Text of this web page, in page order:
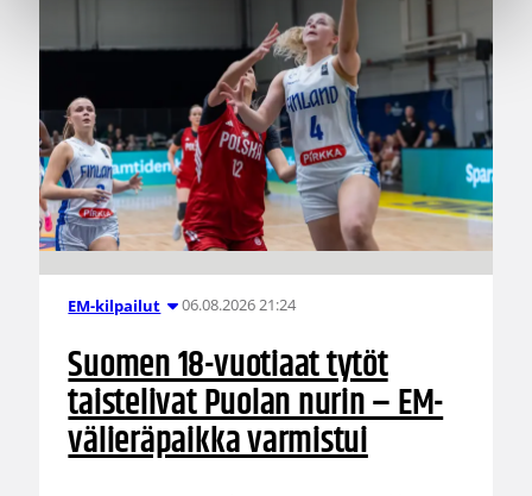
EM-kilpailut 06.08.2026 21:24
Suomen 18-vuotiaat tytöt
taistelivat Puolan nurin – EM-
välieräpaikka varmistui